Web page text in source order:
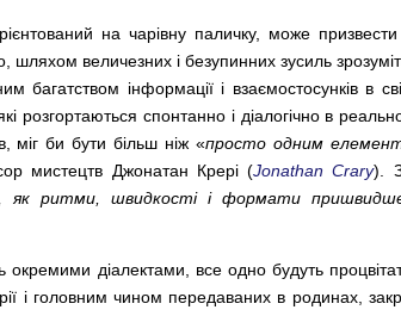
на чарівну паличку, може
величезних і безупинних зусиль
багатством інформації і взаємостосунків в
розгортаються спонтанно і діалогічно в
міг би бути більш ніж «просто одним
мистецтв Джонатан Крері (Jonathan Crary).
як ритми, швидкості і формати
діалектами, все одно будуть
і головним чином передаваних в родинах,